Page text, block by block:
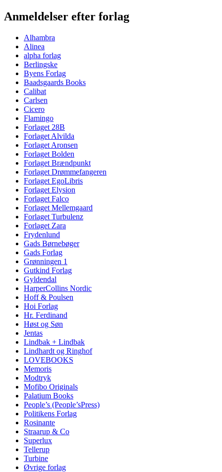
Anmeldelser efter forlag
Alhambra
Alinea
alpha forlag
Berlingske
Byens Forlag
Baadsgaards Books
Calibat
Carlsen
Cicero
Flamingo
Forlaget 28B
Forlaget Alvilda
Forlaget Aronsen
Forlaget Bolden
Forlaget Brændpunkt
Forlaget Drømmefangeren
Forlaget EgoLibris
Forlaget Elysion
Forlaget Falco
Forlaget Mellemgaard
Forlaget Turbulenz
Forlaget Zara
Frydenlund
Gads Børnebøger
Gads Forlag
Grønningen 1
Gutkind Forlag
Gyldendal
HarperCollins Nordic
Hoff & Poulsen
Hoi Forlag
Hr. Ferdinand
Høst og Søn
Jentas
Lindbak + Lindbak
Lindhardt og Ringhof
LOVEBOOKS
Memoris
Modtryk
Mofibo Originals
Palatium Books
People’s (People’sPress)
Politikens Forlag
Rosinante
Straarup & Co
Superlux
Tellerup
Turbine
Øvrige forlag